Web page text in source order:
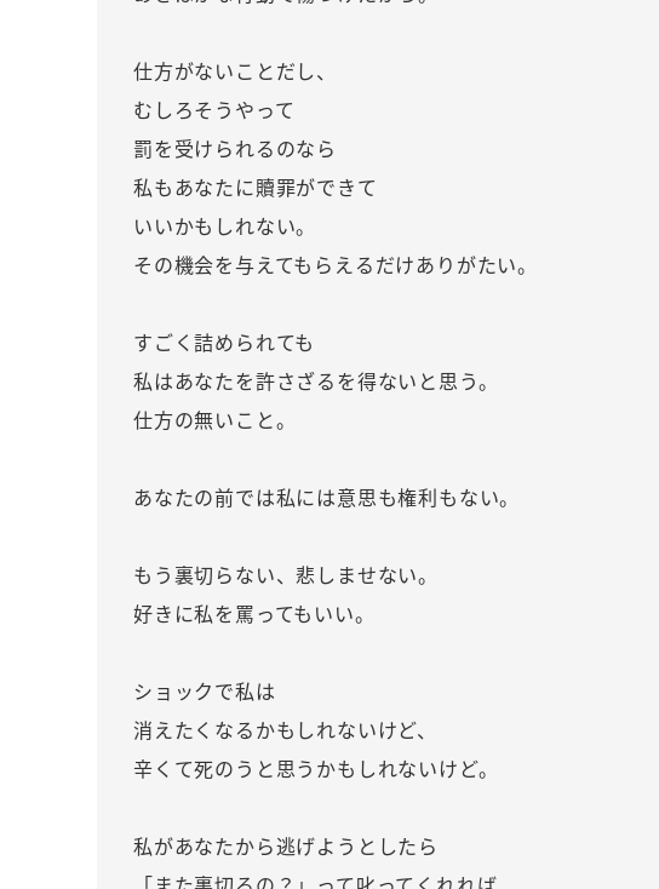
仕方がないことだし、
むしろそうやって
罰を受けられるのなら
私もあなたに贖罪ができて
いいかもしれない。
その機会を与えてもらえるだけありがたい。
すごく詰められても
私はあなたを許さざるを得ないと思う。
仕方の無いこと。
あなたの前では私には意思も権利もない。
もう裏切らない、悲しませない。
好きに私を罵ってもいい。
ショックで私は
消えたくなるかもしれないけど、
辛くて死のうと思うかもしれないけど。
私があなたから逃げようとしたら